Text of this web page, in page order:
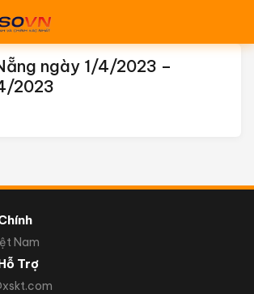
ngày 1/4/2023 –
2023
Nam
Trợ